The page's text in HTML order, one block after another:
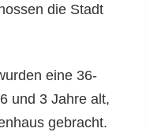
die Stadt
eine 36-
und 3 Jahre alt,
gebracht.